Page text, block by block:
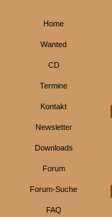
Home
Wanted
CD
Termine
Kontakt
Newsletter
Downloads
Forum
Forum-Suche
FAQ